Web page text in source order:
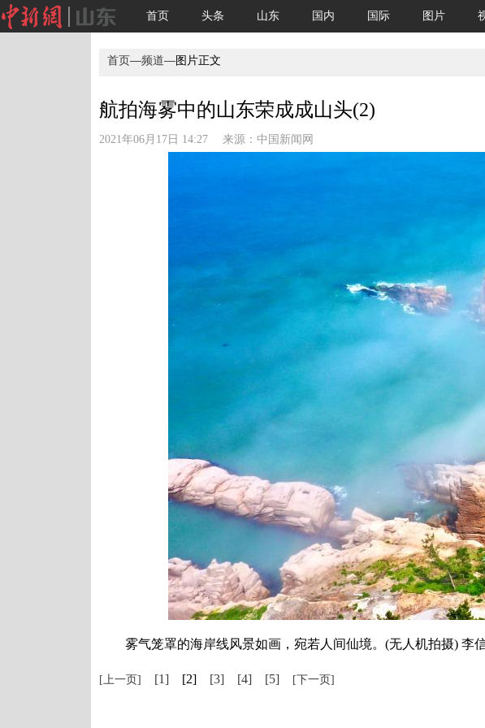
首页 头条 山东 国内 国际 图片
首页—频道—图片正文
航拍海雾中的山东荣成成山头(2)
2021年06月17日 14:27 来源： 中国新闻网
雾气笼罩的海岸线风景如画，宛若人间仙境。(无人机拍摄) 李
[上一页] [1] [2] [3] [4] [5] [下一页]